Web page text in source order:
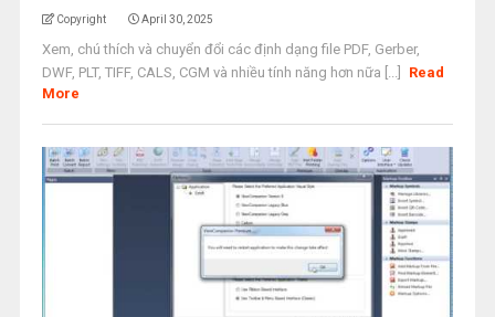
Copyright April 30, 2025
Xem, chú thích và chuyển đổi các định dạng file PDF, Gerber,
DWF, PLT, TIFF, CALS, CGM và nhiều tính năng hơn nữa [...]
Read
More